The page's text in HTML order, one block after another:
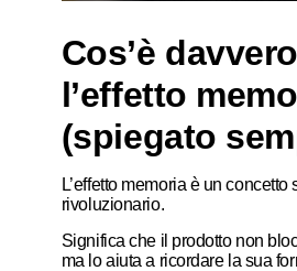
Cos’è davvero
l’effetto
(spiegato
L’effetto memoria è un concetto
rivoluzionario.
Significa che il prodotto non
ma lo aiuta a ricordare la sua